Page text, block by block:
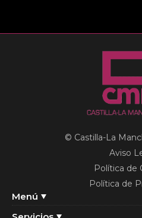
Menú
© Castilla-La
Aviso
Política de
Política de